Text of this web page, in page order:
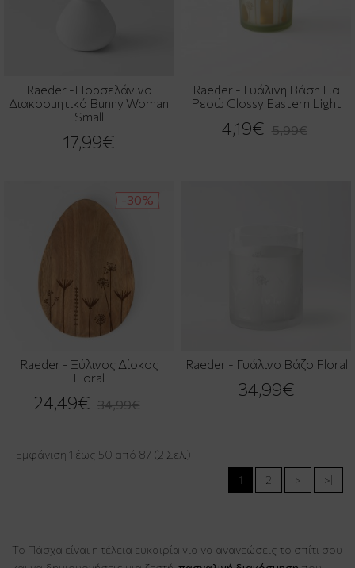
Raeder -Πορσελάνινο
Διακοσμητικό Bunny Woman
Small
17,99€
Raeder - Γυάλινη Βάση Για
Ρεσώ Glossy Eastern Light
4,19€ 5,99€
-30%
Raeder - Ξύλινος Δίσκος
Floral
24,49€ 34,99€
Raeder - Γυάλινο Βάζο Floral
34,99€
Εμφάνιση 1 έως 50 από 87 (2 Σελ.)
1
2 > >|
Το Πάσχα είναι η τέλεια ευκαιρία για να ανανεώσεις το σπίτι σου